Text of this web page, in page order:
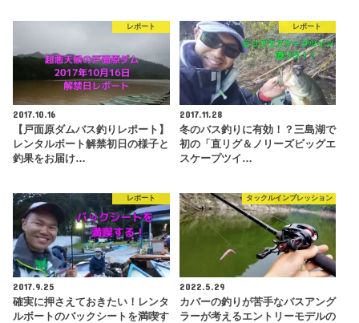
レポート
2017.10.16
【戸面原ダムバス釣りレポート】
レンタルボート解禁初日の様子と
釣果をお届け…
レポート
2017.11.28
冬のバス釣りに有効！？三島湖で
初の「直リグ＆ノリーズビッグエ
スケープツイ…
レポート
2017.9.25
確実に押さえておきたい！レンタ
ルボートのバックシートを満喫す
タックルインプレッション
2022.5.29
カバーの釣りが苦手なバスアング
ラーが考えるエントリーモデルの